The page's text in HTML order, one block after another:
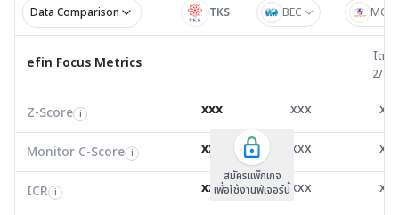
Data Comparison TKS BEC
efin Focus Metrics ไตรมาส
Z-Score i 3.41 2.96
Monitor C-Score
0.00 0.00
ICR i 55.56 5.24
-
DSCR
efin Focus Metrics
ไตรม
2/
Z-Score i
Monitor C-Score i
ICR i
สมัครแพ็คเกจ B
เพื่อใช้งานฟีเจอร์นี้
EV/EBITDA
FCF Yield i
FCF/Net Income
สมัครแพ็คเกจ B
เพื่อใช้งานฟีเจอร์นี้
Z-Score i xxx xxx
Monitor C-Score i xxx xxx
ICR i xxx xxx
สมัครแพ็กเกจ
เพื่อใช้งานฟีเจอร์นี้